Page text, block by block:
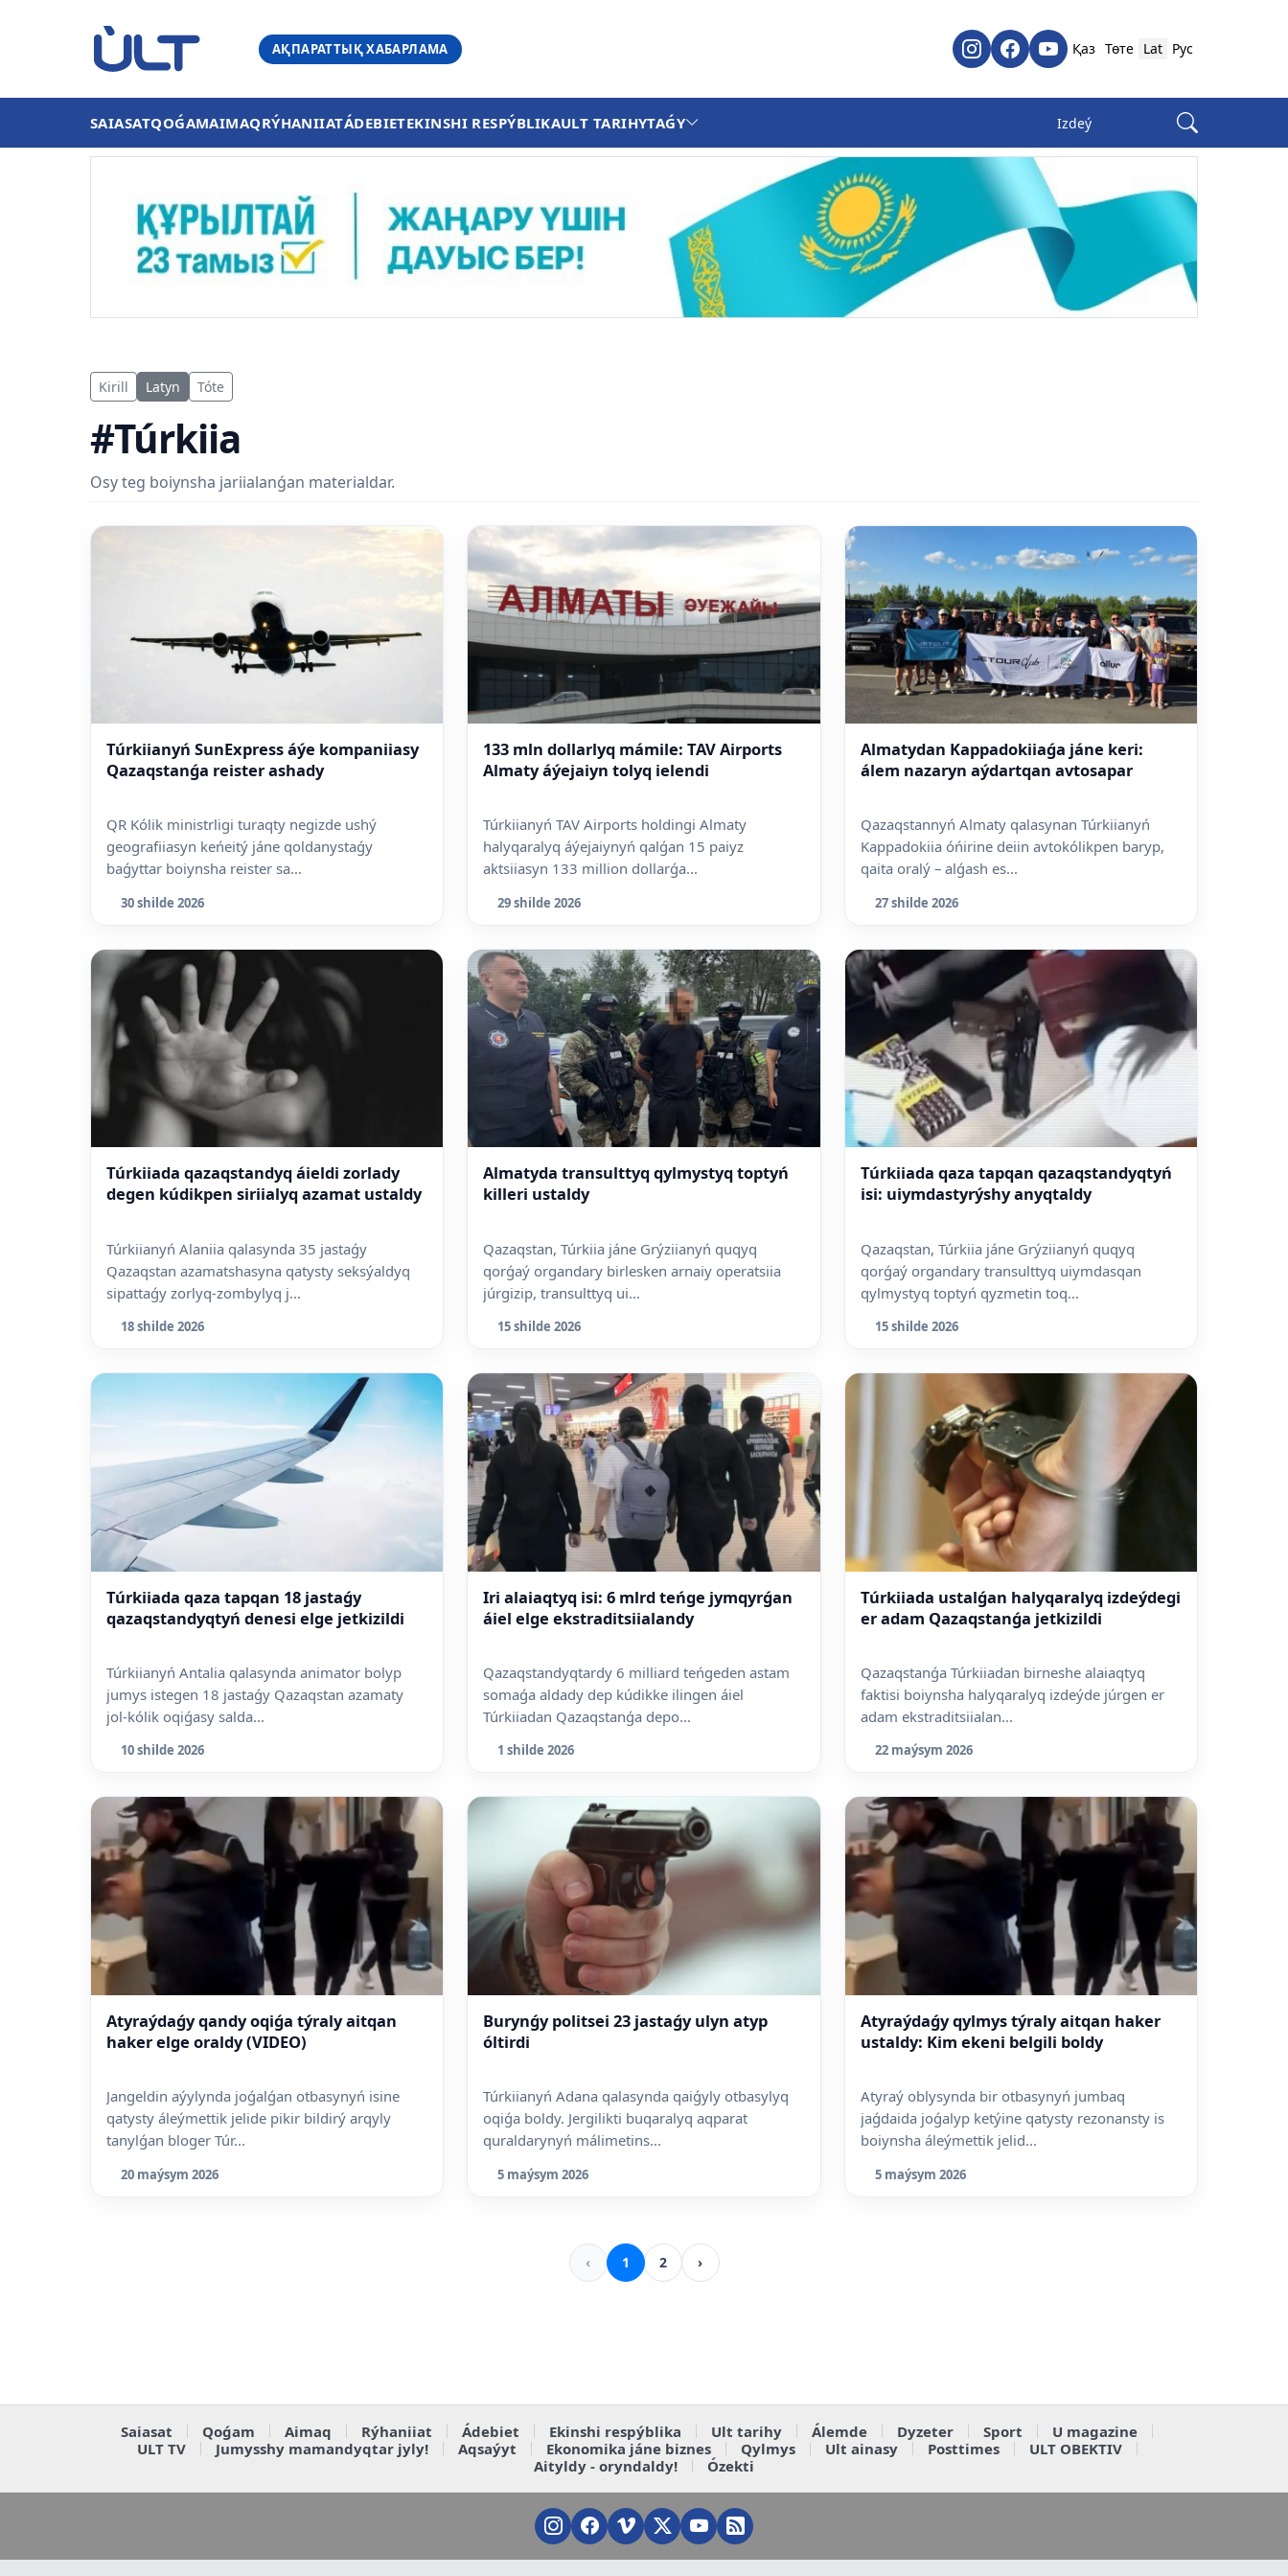
АҚПАРАТТЫҚ ХАБАРЛАМА Қаз Төте Lat Рус
SAIASATQOǴAMAIMAQRÝHANIIATÁDEBIETEKINSHI RESPÝBLIKAULT TARIHYTAǴY
Kirill Latyn Tóte
#Túrkiia
Osy teg boiynsha jariialanǵan materialdar.
Túrkiianyń SunExpress áýe kompaniiasy
Qazaqstanǵa reister ashady
QR Kólik ministrligi turaqty negizde ushý
geografiiasyn keńeitý jáne qoldanystaǵy
baǵyttar boiynsha reister sa...
30 shilde 2026
133 mln dollarlyq mámile: TAV Airports
Almaty áýejaiyn tolyq ielendi
Túrkiianyń TAV Airports holdingi Almaty
halyqaralyq áýejaiynyń qalǵan 15 paiyz
aktsiiasyn 133 million dollarǵa...
29 shilde 2026
Almatydan Kappadokiiaǵa jáne keri:
álem nazaryn aýdartqan avtosapar
Qazaqstannyń Almaty qalasynan Túrkiianyń
Kappadokiia óńirine deiin avtokólikpen baryp,
qaita oralý – alǵash es...
27 shilde 2026
Túrkiiada qazaqstandyq áieldi zorlady
degen kúdikpen siriialyq azamat ustaldy
Túrkiianyń Alaniia qalasynda 35 jastaǵy
Qazaqstan azamatshasyna qatysty seksýaldyq
sipattaǵy zorlyq-zombylyq j...
18 shilde 2026
Almatyda transulttyq qylmystyq toptyń
killeri ustaldy
Qazaqstan, Túrkiia jáne Grýziianyń quqyq
qorǵaý organdary birlesken arnaiy operatsiia
júrgizip, transulttyq ui...
15 shilde 2026
Túrkiiada qaza tapqan qazaqstandyqtyń
isi: uiymdastyrýshy anyqtaldy
Qazaqstan, Túrkiia jáne Grýziianyń quqyq
qorǵaý organdary transulttyq uiymdasqan
qylmystyq toptyń qyzmetin toq...
15 shilde 2026
Túrkiiada qaza tapqan 18 jastaǵy
qazaqstandyqtyń denesi elge jetkizildi
Túrkiianyń Antalia qalasynda animator bolyp
jumys istegen 18 jastaǵy Qazaqstan azamaty
jol-kólik oqiǵasy salda...
10 shilde 2026
Iri alaiaqtyq isi: 6 mlrd teńge jymqyrǵan
áiel elge ekstraditsiialandy
Qazaqstandyqtardy 6 milliard teńgeden astam
somaǵa aldady dep kúdikke ilingen áiel
Túrkiiadan Qazaqstanǵa depo...
1 shilde 2026
Túrkiiada ustalǵan halyqaralyq izdeýdegi
er adam Qazaqstanǵa jetkizildi
Qazaqstanǵa Túrkiiadan birneshe alaiaqtyq
faktisi boiynsha halyqaralyq izdeýde júrgen er
adam ekstraditsiialan...
22 maýsym 2026
Atyraýdaǵy qandy oqiǵa týraly aitqan
haker elge oraldy (VIDEO)
Jangeldin aýylynda joǵalǵan otbasynyń isine
qatysty áleýmettik jelide pikir bildirý arqyly
tanylǵan bloger Túr...
20 maýsym 2026
Burynǵy politsei 23 jastaǵy ulyn atyp
óltirdi
Túrkiianyń Adana qalasynda qaiǵyly otbasylyq
oqiǵa boldy. Jergilikti buqaralyq aqparat
quraldarynyń málimetins...
5 maýsym 2026
Atyraýdaǵy qylmys týraly aitqan haker
ustaldy: Kim ekeni belgili boldy
Atyraý oblysynda bir otbasynyń jumbaq
jaǵdaida joǵalyp ketýine qatysty rezonansty is
boiynsha áleýmettik jelid...
5 maýsym 2026
‹ 1 2 ›
Saiasat Qoǵam Aimaq Rýhaniiat Ádebiet Ekinshi respýblika Ult tarihy Álemde Dyzeter Sport
U magazine
ULT TV
Jumysshy mamandyqtar jyly! Aqsaýyt Ekonomika jáne biznes Qylmys Ult ainasy Posttimes
ULT OBEKTIV
Aityldy - oryndaldy!
Ózekti